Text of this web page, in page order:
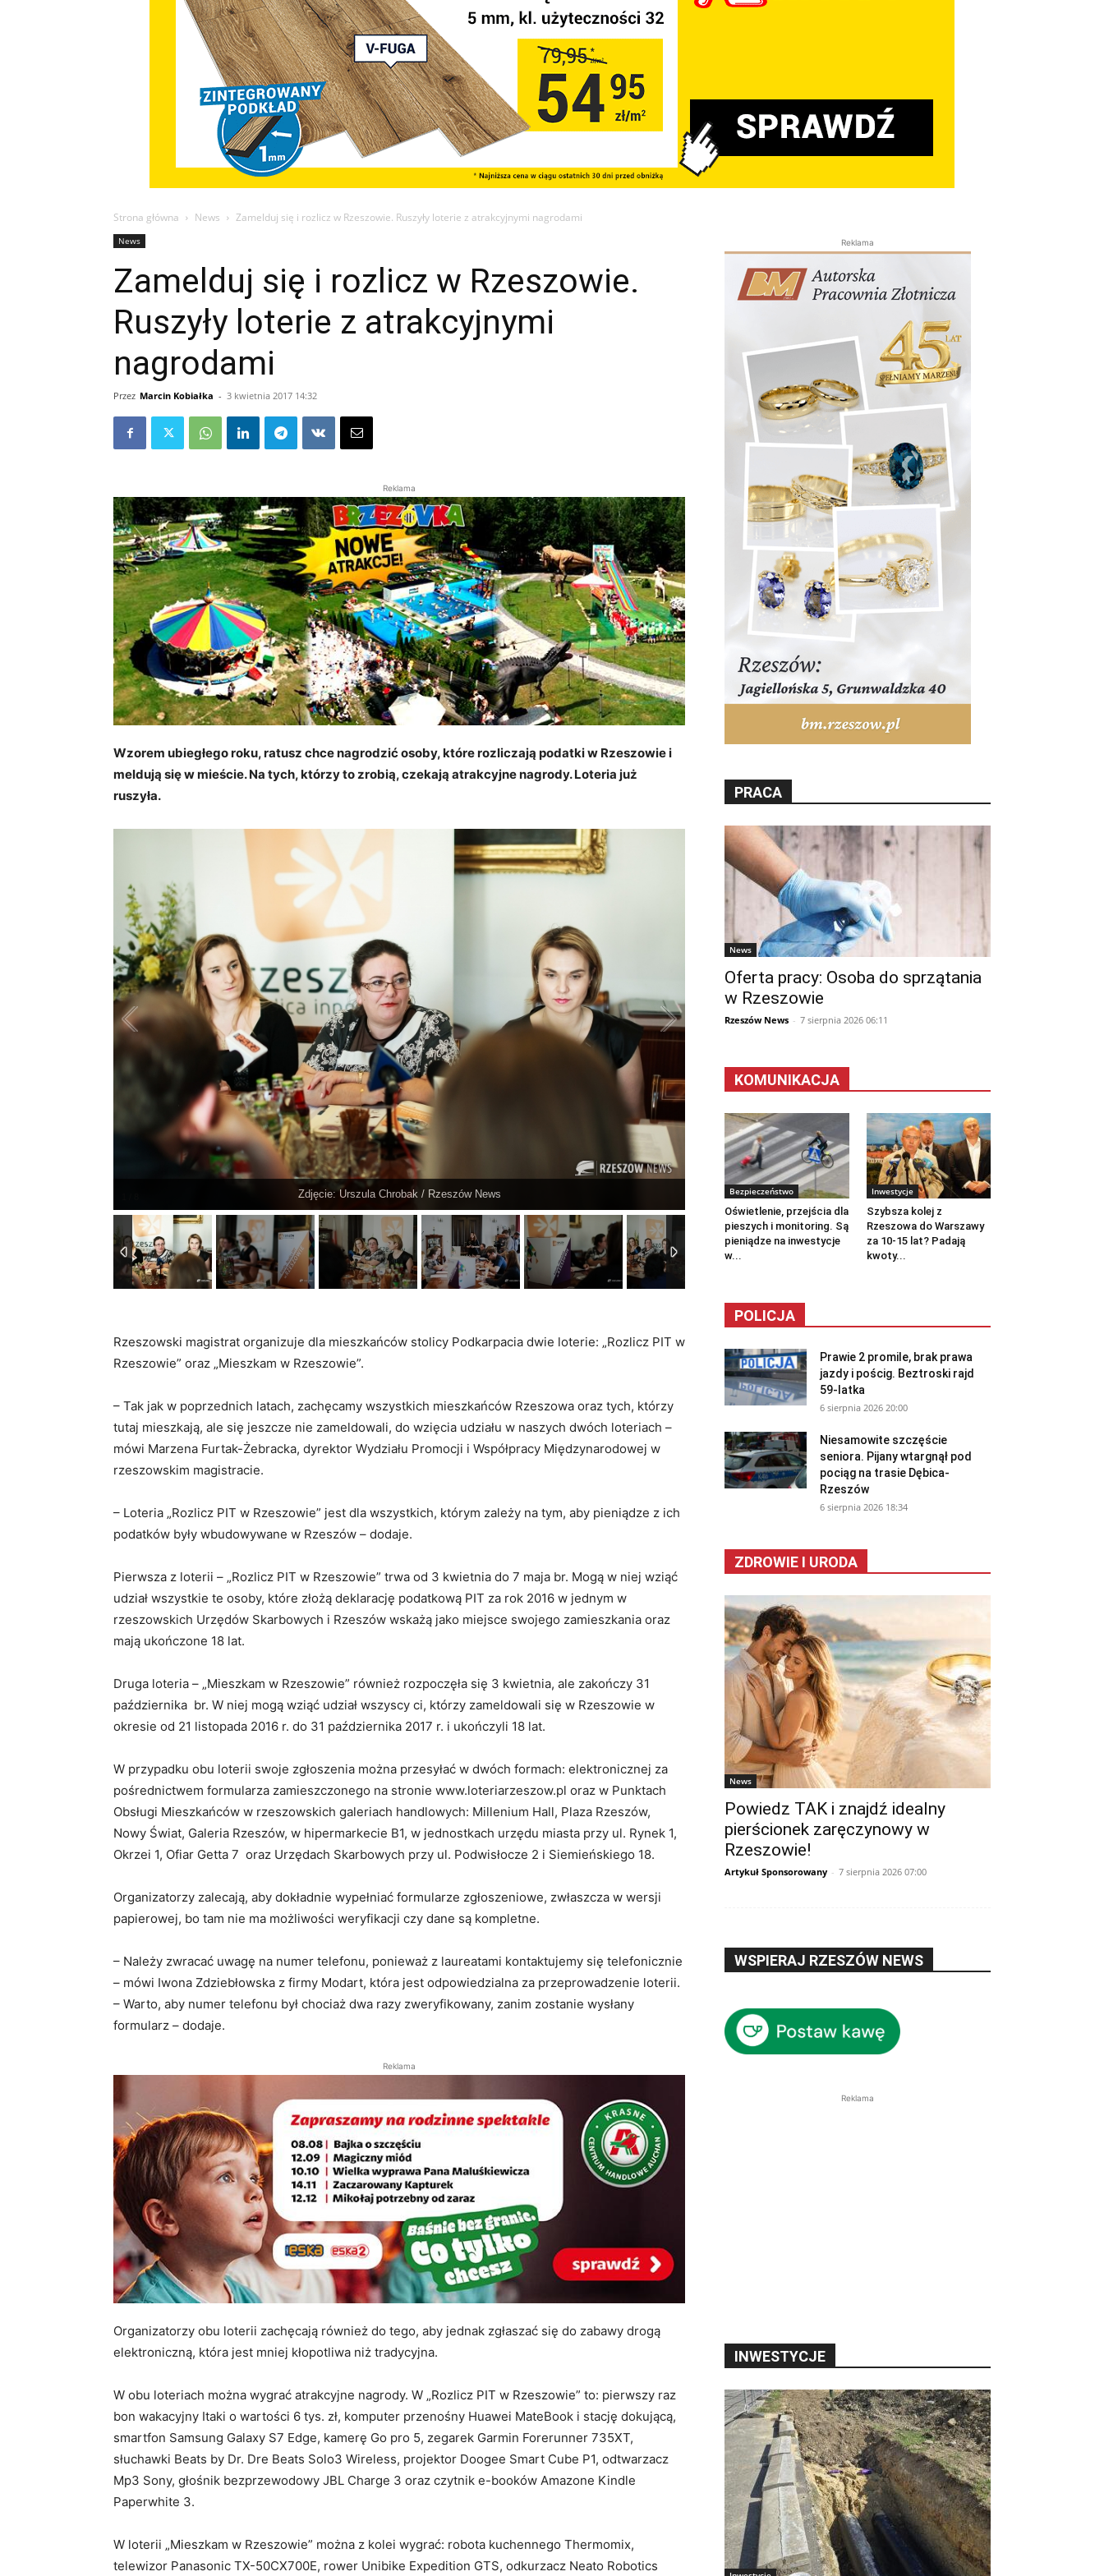
Strona główna News Zamelduj się i rozlicz w Rzeszowie. Ruszyły loterie z atrakcyjnymi nagrodami
News
Zamelduj się i rozlicz w Rzeszowie.
Ruszyły loterie z atrakcyjnymi
nagrodami
Przez Marcin Kobiałka - 3 kwietnia 2017 14:32
Reklama
Wzorem ubiegłego roku, ratusz chce nagrodzić osoby, które rozliczają podatki w Rzeszowie i
meldują się w mieście. Na tych, którzy to zrobią, czekają atrakcyjne nagrody. Loteria już
ruszyła.
Zdjęcie: Urszula Chrobak / Rzeszów News
Rzeszowski magistrat organizuje dla mieszkańców stolicy Podkarpacia dwie loterie: „Rozlicz PIT w
Rzeszowie” oraz „Mieszkam w Rzeszowie”.
– Tak jak w poprzednich latach, zachęcamy wszystkich mieszkańców Rzeszowa oraz tych, którzy
tutaj mieszkają, ale się jeszcze nie zameldowali, do wzięcia udziału w naszych dwóch loteriach –
mówi Marzena Furtak-Żebracka, dyrektor Wydziału Promocji i Współpracy Międzynarodowej w
rzeszowskim magistracie.
– Loteria „Rozlicz PIT w Rzeszowie” jest dla wszystkich, którym zależy na tym, aby pieniądze z ich
podatków były wbudowywane w Rzeszów – dodaje.
Pierwsza z loterii – „Rozlicz PIT w Rzeszowie” trwa od 3 kwietnia do 7 maja br. Mogą w niej wziąć
udział wszystkie te osoby, które złożą deklarację podatkową PIT za rok 2016 w jednym w
rzeszowskich Urzędów Skarbowych i Rzeszów wskażą jako miejsce swojego zamieszkania oraz
mają ukończone 18 lat.
Druga loteria – „Mieszkam w Rzeszowie” również rozpoczęła się 3 kwietnia, ale zakończy 31
października br. W niej mogą wziąć udział wszyscy ci, którzy zameldowali się w Rzeszowie w
okresie od 21 listopada 2016 r. do 31 października 2017 r. i ukończyli 18 lat.
W przypadku obu loterii swoje zgłoszenia można przesyłać w dwóch formach: elektronicznej za
pośrednictwem formularza zamieszczonego na stronie www.loteriarzeszow.pl oraz w Punktach
Obsługi Mieszkańców w rzeszowskich galeriach handlowych: Millenium Hall, Plaza Rzeszów,
Nowy Świat, Galeria Rzeszów, w hipermarkecie B1, w jednostkach urzędu miasta przy ul. Rynek 1,
Okrzei 1, Ofiar Getta 7 oraz Urzędach Skarbowych przy ul. Podwisłocze 2 i Siemieńskiego 18.
Organizatorzy zalecają, aby dokładnie wypełniać formularze zgłoszeniowe, zwłaszcza w wersji
papierowej, bo tam nie ma możliwości weryfikacji czy dane są kompletne.
– Należy zwracać uwagę na numer telefonu, ponieważ z laureatami kontaktujemy się telefonicznie
– mówi Iwona Zdziebłowska z firmy Modart, która jest odpowiedzialna za przeprowadzenie loterii.
– Warto, aby numer telefonu był chociaż dwa razy zweryfikowany, zanim zostanie wysłany
formularz – dodaje.
Reklama
Organizatorzy obu loterii zachęcają również do tego, aby jednak zgłaszać się do zabawy drogą
elektroniczną, która jest mniej kłopotliwa niż tradycyjna.
W obu loteriach można wygrać atrakcyjne nagrody. W „Rozlicz PIT w Rzeszowie” to: pierwszy raz
bon wakacyjny Itaki o wartości 6 tys. zł, komputer przenośny Huawei MateBook i stację dokującą,
smartfon Samsung Galaxy S7 Edge, kamerę Go pro 5, zegarek Garmin Forerunner 735XT,
słuchawki Beats by Dr. Dre Beats Solo3 Wireless, projektor Doogee Smart Cube P1, odtwarzacz
Mp3 Sony, głośnik bezprzewodowy JBL Charge 3 oraz czytnik e-booków Amazone Kindle
Paperwhite 3.
W loterii „Mieszkam w Rzeszowie” można z kolei wygrać: robota kuchennego Thermomix,
telewizor Panasonic TX-50CX700E, rower Unibike Expedition GTS, odkurzacz Neato Robotics
Reklama
PRACA
News
Oferta pracy: Osoba do sprzątania
w Rzeszowie
Rzeszów News - 7 sierpnia 2026 06:11
KOMUNIKACJA
Bezpieczeństwo
Oświetlenie, przejścia dla
pieszych i monitoring. Są
pieniądze na inwestycje
w...
Inwestycje
Szybsza kolej z
Rzeszowa do Warszawy
za 10-15 lat? Padają
kwoty...
POLICJA
Prawie 2 promile, brak prawa
jazdy i pościg. Beztroski rajd
59-latka
6 sierpnia 2026 20:00
Niesamowite szczęście
seniora. Pijany wtargnął pod
pociąg na trasie Dębica-
Rzeszów
6 sierpnia 2026 18:34
ZDROWIE I URODA
News
Powiedz TAK i znajdź idealny
pierścionek zaręczynowy w
Rzeszowie!
Artykuł Sponsorowany - 7 sierpnia 2026 07:00
WSPIERAJ RZESZÓW NEWS
Reklama
INWESTYCJE